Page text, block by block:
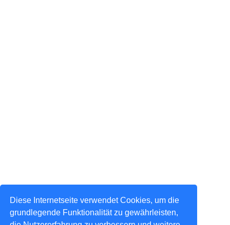
Diese Internetseite verwendet Cookies, um die
grundlegende Funktionalität zu gewährleisten,